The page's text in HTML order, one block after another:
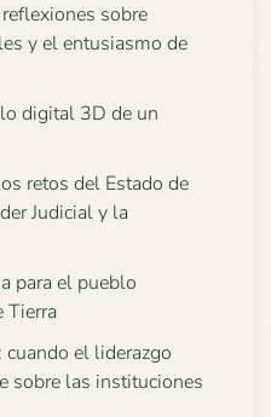
sobre
y el entusiasmo de
digital 3D de un
retos del Estado de
Judicial y la
para el pueblo
Tierra
el liderazgo
sobre las instituciones